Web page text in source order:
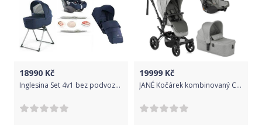
18990 Kč
Inglesina Set 4v1 bez podvozku Aptica Darwin Portland Blue 2021
19999 Kč
JANÉ Kočárek kombinovaný Crosswalk R+ Micro + Koos i-size R1 Dim grey